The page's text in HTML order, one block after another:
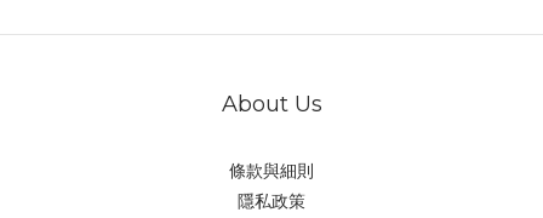
About Us
條款與細則
隱私政策